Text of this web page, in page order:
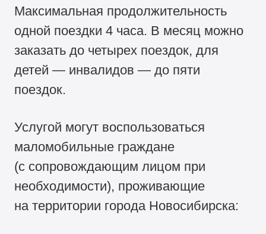
Максимальная продолжительность
одной поездки 4 часа. В месяц можно
заказать до четырех поездок, для
детей — инвалидов — до пяти
поездок.
Услугой могут воспользоваться
маломобильные граждане
(с сопровождающим лицом при
необходимости), проживающие
на территории города Новосибирска: